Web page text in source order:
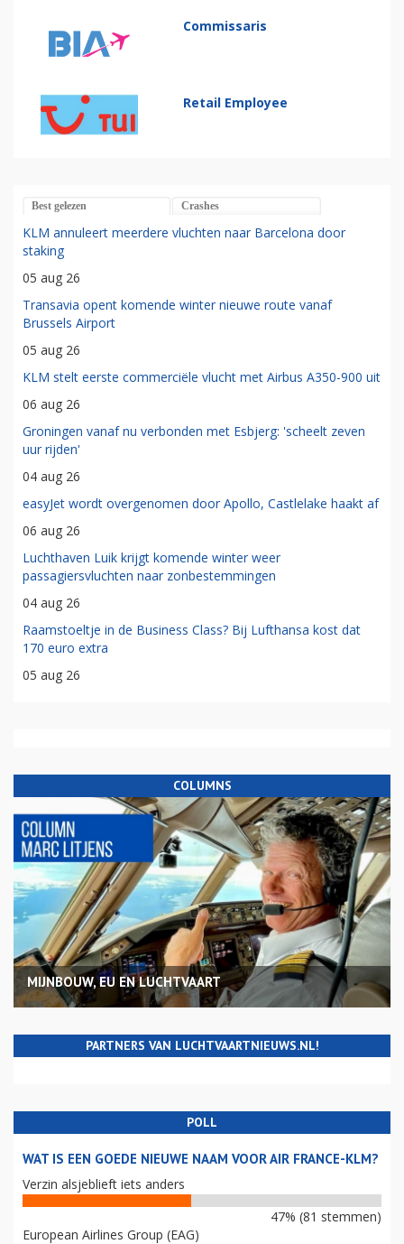
Commissaris
Retail Employee
Best gelezen Crashes
KLM annuleert meerdere vluchten naar Barcelona door
staking
05 aug 26
Transavia opent komende winter nieuwe route vanaf
Brussels Airport
05 aug 26
KLM stelt eerste commerciële vlucht met Airbus A350-900 uit
06 aug 26
Groningen vanaf nu verbonden met Esbjerg: 'scheelt zeven
uur rijden'
04 aug 26
easyJet wordt overgenomen door Apollo, Castlelake haakt af
06 aug 26
Luchthaven Luik krijgt komende winter weer
passagiersvluchten naar zonbestemmingen
04 aug 26
Raamstoeltje in de Business Class? Bij Lufthansa kost dat
170 euro extra
05 aug 26
COLUMNS
MIJNBOUW, EU EN LUCHTVAART
PARTNERS VAN LUCHTVAARTNIEUWS.NL!
POLL
WAT IS EEN GOEDE NIEUWE NAAM VOOR AIR FRANCE-KLM?
Verzin alsjeblieft iets anders
47% (81 stemmen)
European Airlines Group (EAG)